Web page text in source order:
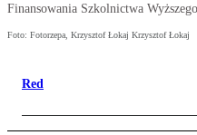
Finansowania Szkolnictwa Wyższego
Foto: Fotorzepa, Krzysztof Łokaj Krzysztof Łokaj
Red